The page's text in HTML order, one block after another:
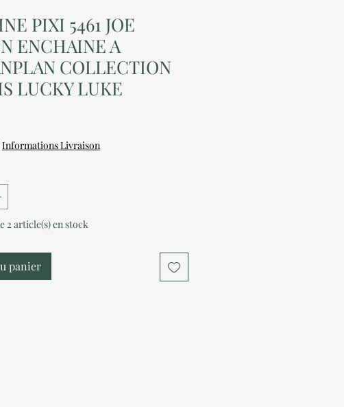
PIXI 5461 JOE
ENCHAINE A
COLLECTION
LUCKY LUKE
Informations Livraison
2 article(s) en stock
panier